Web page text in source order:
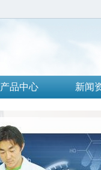
产品中心 新闻